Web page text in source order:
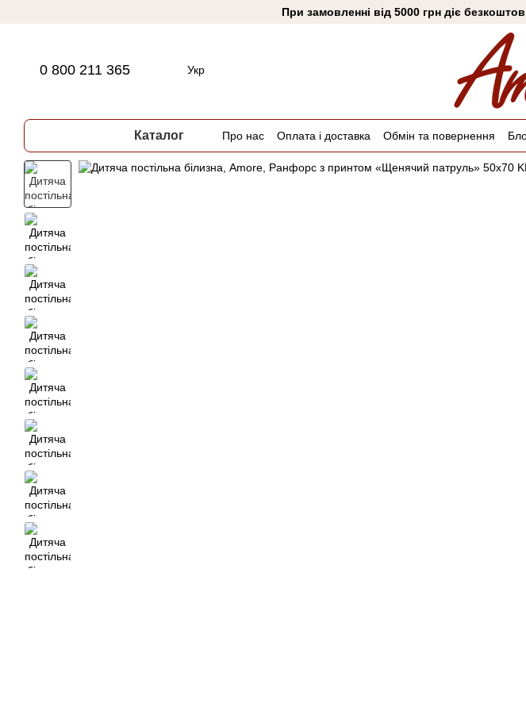
При замовленні від 5000 грн діє
0 800 211 365 Укр
Каталог Про нас Оплата і доставка Обмін та повернення